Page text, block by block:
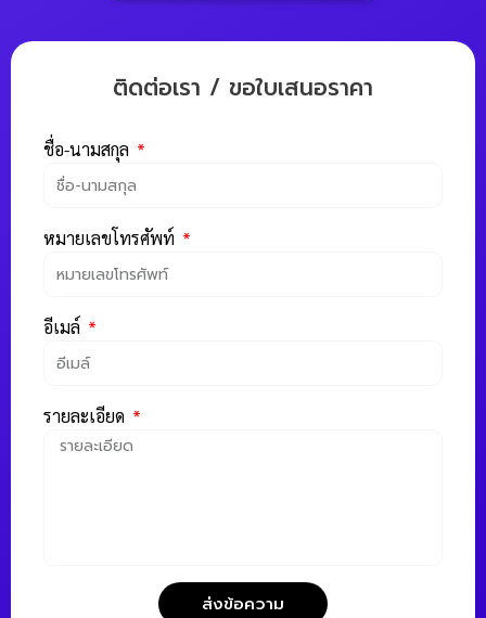
ติดต่อเรา / ขอใบเสนอราคา
ชื่อ-นามสกุล
หมายเลขโทรศัพท์
อีเมล์
รายละเอียด
ส่งข้อความ